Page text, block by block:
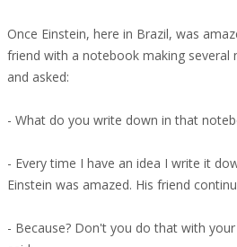
Once Einstein, here in Brazil, was
friend with a notebook making
and asked:
- What do you write down in that
- Every time I have an idea I write it
Einstein was amazed. His friend
- Because? Don't you do that with